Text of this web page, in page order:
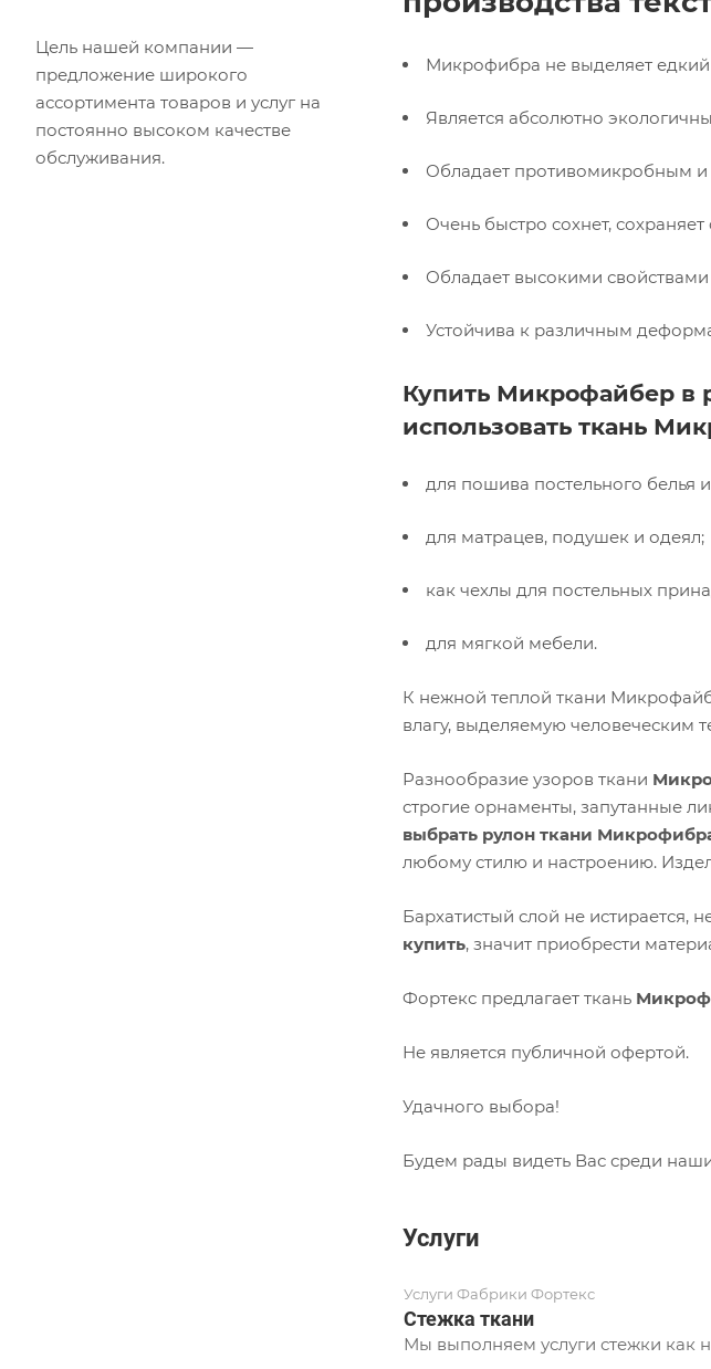
Микрофибра не выделяет
Является абсолютно
Обладает противомикробным
Очень быстро сохнет,
Обладает высокими
Устойчива к различным
Купить Микрофайбер в
использовать ткань
для пошива постельного белья
для матрацев, подушек и одеял;
как чехлы для постельных
для мягкой мебели.
К нежной теплой ткани
влагу, выделяемую человеческим
Разнообразие узоров ткани
строгие орнаменты, запутанные
выбрать рулон ткани
любому стилю и настроению.
Бархатистый слой не истирается,
купить, значит приобрести
Фортекс предлагает ткань
Не является публичной офертой.
Удачного выбора!
Будем рады видеть Вас среди
Услуги
Услуги Фабрики Фортекс
Стежка ткани
Мы выполняем услуги стежки как
Цель нашей компании —
предложение широкого
ассортимента товаров и услуг на
постоянно высоком качестве
обслуживания.